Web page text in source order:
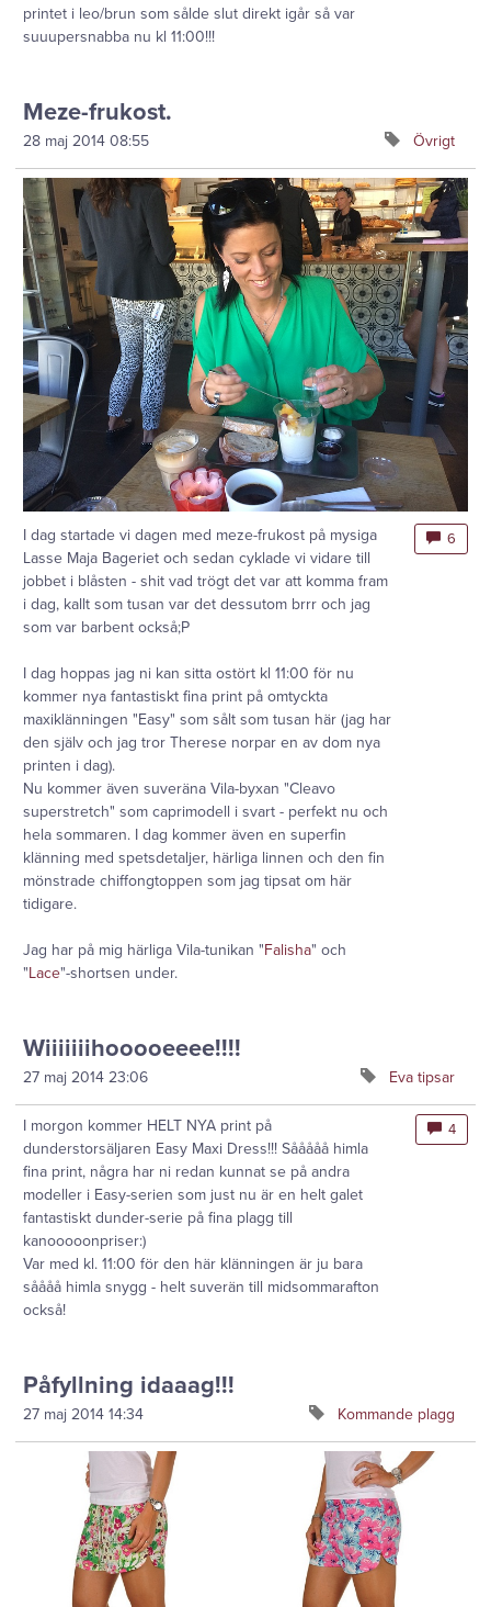
printet i leo/brun som sålde slut direkt igår så var
suuupersnabba nu kl 11:00!!!
Meze-frukost.
28 maj 2014 08:55 Övrigt
I dag startade vi dagen med meze-frukost på mysiga
Lasse Maja Bageriet och sedan cyklade vi vidare till
jobbet i blåsten - shit vad trögt det var att komma fram
i dag, kallt som tusan var det dessutom brrr och jag
som var barbent också;P
I dag hoppas jag ni kan sitta ostört kl 11:00 för nu
kommer nya fantastiskt fina print på omtyckta
maxiklänningen "Easy" som sålt som tusan här (jag har
den själv och jag tror Therese norpar en av dom nya
printen i dag).
Nu kommer även suveräna Vila-byxan "Cleavo
superstretch" som caprimodell i svart - perfekt nu och
hela sommaren. I dag kommer även en superfin
klänning med spetsdetaljer, härliga linnen och den fin
mönstrade chiffongtoppen som jag tipsat om här
tidigare.
Jag har på mig härliga Vila-tunikan "Falisha" och
"Lace"-shortsen under.
6
Wiiiiiiihooooeeee!!!!
27 maj 2014 23:06 Eva tipsar
I morgon kommer HELT NYA print på
dunderstorsäljaren Easy Maxi Dress!!! Sååååå himla
fina print, några har ni redan kunnat se på andra
modeller i Easy-serien som just nu är en helt galet
fantastiskt dunder-serie på fina plagg till
kanooooonpriser:)
Var med kl. 11:00 för den här klänningen är ju bara
såååå himla snygg - helt suverän till midsommarafton
också!
4
Påfyllning idaaag!!!
27 maj 2014 14:34 Kommande plagg